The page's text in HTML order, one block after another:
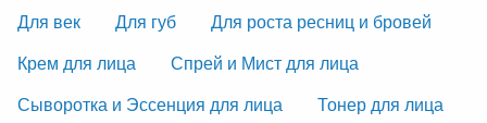
Для век
Для губ
Для роста ресниц и бровей
Крем для лица
Спрей и Мист для лица
Сыворотка и Эссенция для лица
Тонер для лица